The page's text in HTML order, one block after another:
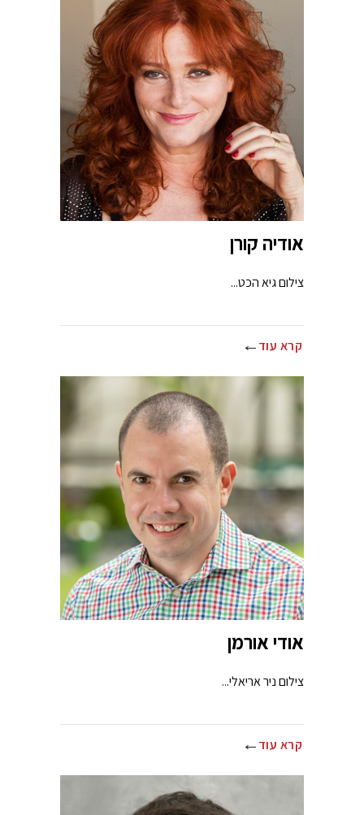
אודיה קורן
צילום גיא הכט...
קרא עוד
אודי אורמן
צילום ניר אריאלי...
קרא עוד